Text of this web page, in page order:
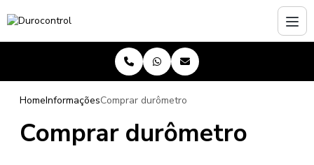
HomeInformaçõesComprar durômetro
Comprar durômetro